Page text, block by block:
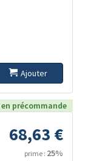
Ajouter
en précommande
68,63 €
prime : 25%